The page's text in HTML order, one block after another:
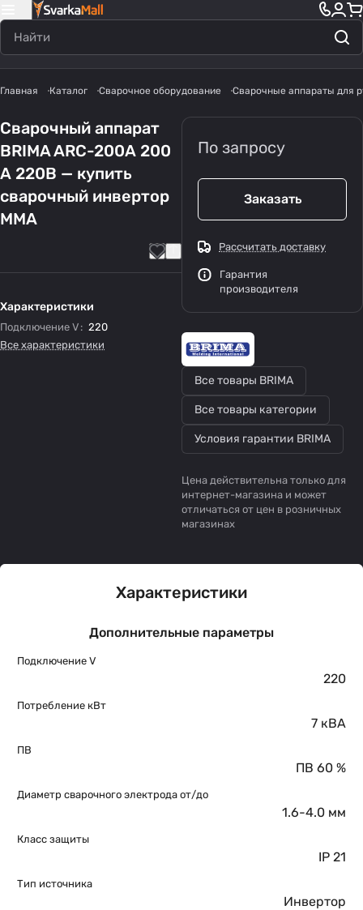
Главная Каталог Сварочное оборудование Сварочные аппараты для
Сварочный аппарат
BRIMA ARC-200А 200
А 220В — купить
сварочный инвертор
MMA
Характеристики
Подключение V : 220
Все характеристики
По запросу
Заказать
Рассчитать доставку
Гарантия
производителя
Все товары BRIMA
Все товары категории
Условия гарантии BRIMA
Цена действительна только для
интернет-магазина и может
отличаться от цен в розничных
магазинах
Характеристики
Дополнительные параметры
Подключение V
220
Потребление кВт
7 кВА
ПВ
ПВ 60 %
Диаметр сварочного электрода от/до
1.6-4.0 мм
Класс защиты
IP 21
Тип источника
Инвертор